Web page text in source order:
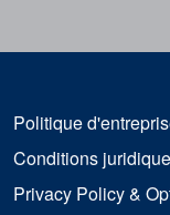
Politique
Conditions
Privacy Policy &